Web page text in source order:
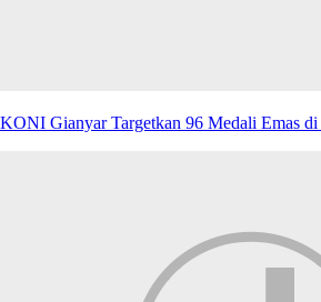
KONI Gianyar Targetkan 96 Medali Emas